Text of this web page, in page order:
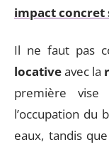
impact concret
Il ne faut pas
locativeavec la
première
l’occupation du
eaux, tandis